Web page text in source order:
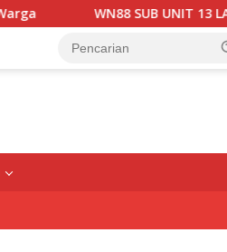
WN88 SUB UNIT 13 LAMPUNG